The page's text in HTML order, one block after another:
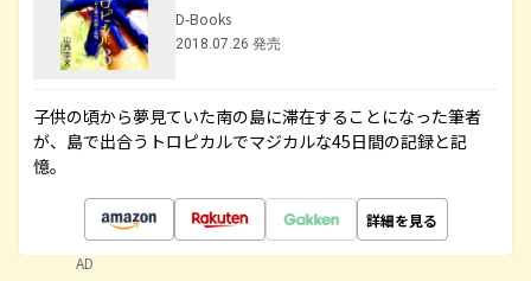
D-Books
2018.07.26 発売
子供の頃から夢見ていた南の島に滞在することになった筆者
が、島で出合うトロピカルでマジカルな45日間の記録と記
憶。
詳細を見る
AD